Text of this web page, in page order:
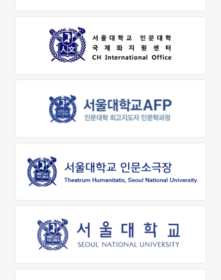
학술자료실
발전기금
발전기금 안내
기부하기